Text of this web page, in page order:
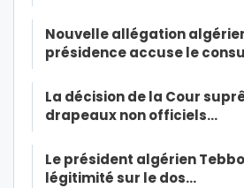
Nouvelle allégation
présidence accuse le
La décision de la Cour
drapeaux non officiels…
Le président algérien
légitimité sur le dos…